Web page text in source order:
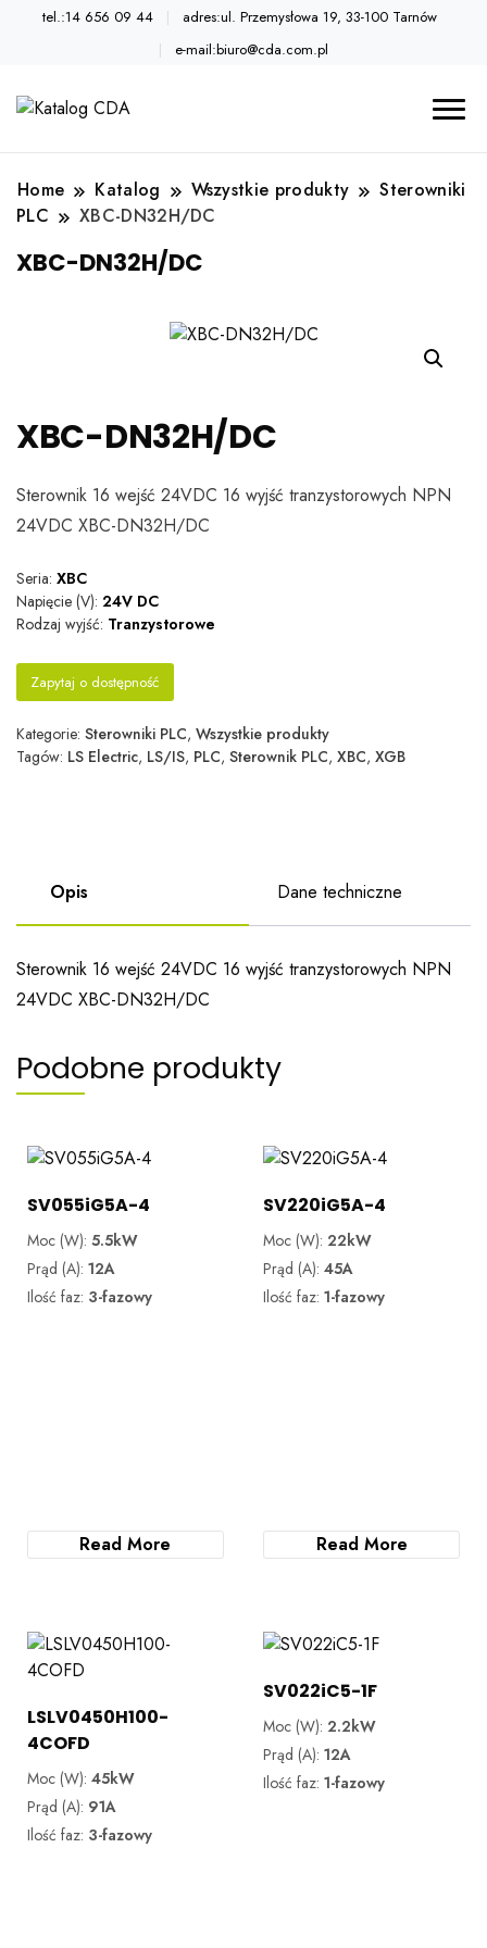
tel.:14 656 09 44
adres:ul. Przemysłowa 19, 33-100 Tarnów
e-mail:biuro@cda.com.pl
Home Katalog Wszystkie produkty
Sterowniki
PLC
XBC-DN32H/DC
XBC-DN32H/DC
XBC-DN32H/DC
Sterownik 16 wejść 24VDC 16 wyjść tranzystorowych NPN
24VDC XBC-DN32H/DC
Seria: XBC
Napięcie (V): 24V DC
Rodzaj wyjść: Tranzystorowe
Zapytaj o dostępność
Kategorie: Sterowniki PLC, Wszystkie produkty
Tagów: LS Electric, LS/IS, PLC, Sterownik PLC, XBC, XGB
Opis Dane techniczne
Sterownik 16 wejść 24VDC 16 wyjść tranzystorowych NPN
24VDC XBC-DN32H/DC
Podobne produkty
SV055iG5A-4
Moc (W): 5.5kW
Prąd (A): 12A
Ilość faz: 3-fazowy
Read More
SV220iG5A-4
Moc (W): 22kW
Prąd (A):45A
Ilość faz:1-fazowy
Read More
LSLV0450H100-
4COFD
Moc (W): 45kW
Prąd (A): 91A
Ilość faz: 3-fazowy
SV022iC5-1F
Moc (W): 2.2kW
Prąd (A):12A
Ilość faz:1-fazowy